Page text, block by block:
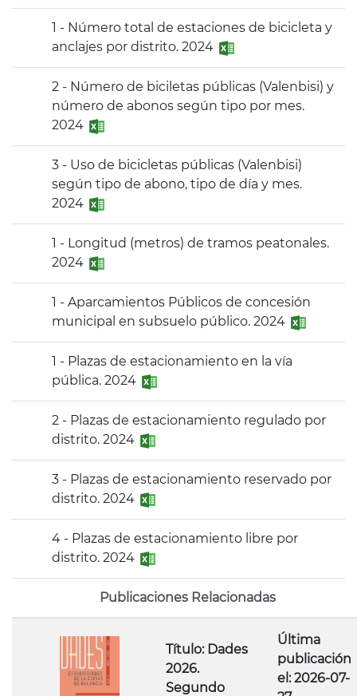
1 - Número total de estaciones de bicicleta y
anclajes por distrito. 2024
2 - Número de biciletas públicas (Valenbisi) y
número de abonos según tipo por mes.
2024
3 - Uso de bicicletas públicas (Valenbisi)
según tipo de abono, tipo de día y mes.
2024
1 - Longitud (metros) de tramos peatonales.
2024
1 - Aparcamientos Públicos de concesión
municipal en subsuelo público. 2024
1 - Plazas de estacionamiento en la vía
pública. 2024
2 - Plazas de estacionamiento regulado por
distrito. 2024
3 - Plazas de estacionamiento reservado por
distrito. 2024
4 - Plazas de estacionamiento libre por
distrito. 2024
Publicaciones Relacionadas
Título: Dades
2026.
Segundo
Última
publicación
el: 2026-07-